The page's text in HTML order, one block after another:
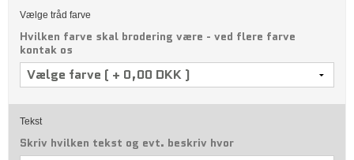
Vælge tråd farve
Hvilken farve skal brodering være - ved flere farve
kontak os
Tekst
Skriv hvilken tekst og evt. beskriv hvor